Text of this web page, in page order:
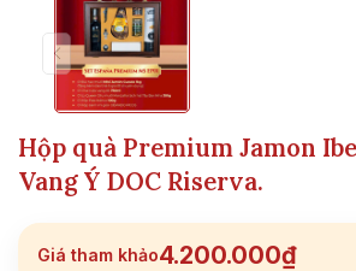
Hộp quà Premium Jamon
Vang Ý DOC Riserva.
Giá tham khảo4.200.000₫